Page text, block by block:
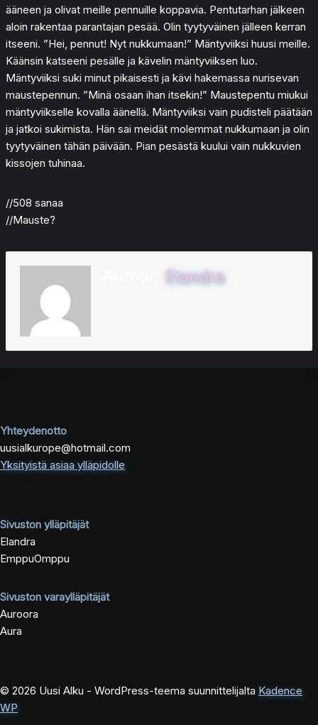
ääneen ja olivat meille pennuille koppavia. Pentutarhan jälkeen
aloin rakentaa parantajan pesää. Olin tyytyväinen jälleen kerran
itseeni. ”Hei, pennut! Nyt nukkumaan!” Mäntyviiksi huusi meille.
Käänsin katseeni pesälle ja kävelin mäntyviiksen luo.
Mäntyviiksi suki minut pikaisesti ja kävi hakemassa nurisevan
maustepennun. ”Minä osaan ihan itsekin!” Maustepentu miukui
mäntyviikselle kovalla äänellä. Mäntyviiksi vain pudisteli päätään
ja jatkoi sukimista. Hän sai meidät molemmat nukkumaan ja olin
tyytyväinen tähän päivään. Pian pesästä kuului vain nukkuvien
kissojen tuhinaa.
//508 sanaa
//Mauste?
Elandra
Yhteydenotto
uusialkurope@hotmail.com
Yksityistä asiaa ylläpidolle
Sivuston ylläpitäjät
Elandra
EmppuOmppu
Sivuston varaylläpitäjät
Auroora
Aura
© 2026 Uusi Alku - WordPress-teema suunnittelijalta Kadence
WP